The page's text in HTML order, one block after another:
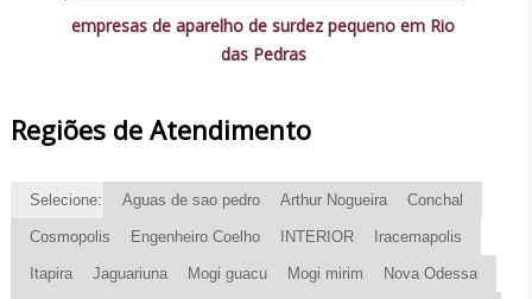
empresas de aparelho de surdez pequeno em Rio
das Pedras
Regiões de Atendimento
Selecione: Aguas de sao pedro Arthur Nogueira Conchal
Cosmopolis Engenheiro Coelho INTERIOR Iracemapolis
Itapira Jaguariuna Mogi guacu Mogi mirim Nova Odessa